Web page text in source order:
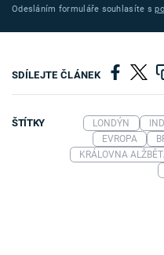
Odesláním formuláře souhlasíte s
SDÍLEJTE ČLÁNEK
ŠTÍTKY LONDÝN
EVROPA
KRÁLOVNA